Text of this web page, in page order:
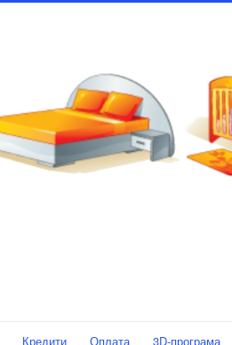
Кредити Оплата 3D-програма